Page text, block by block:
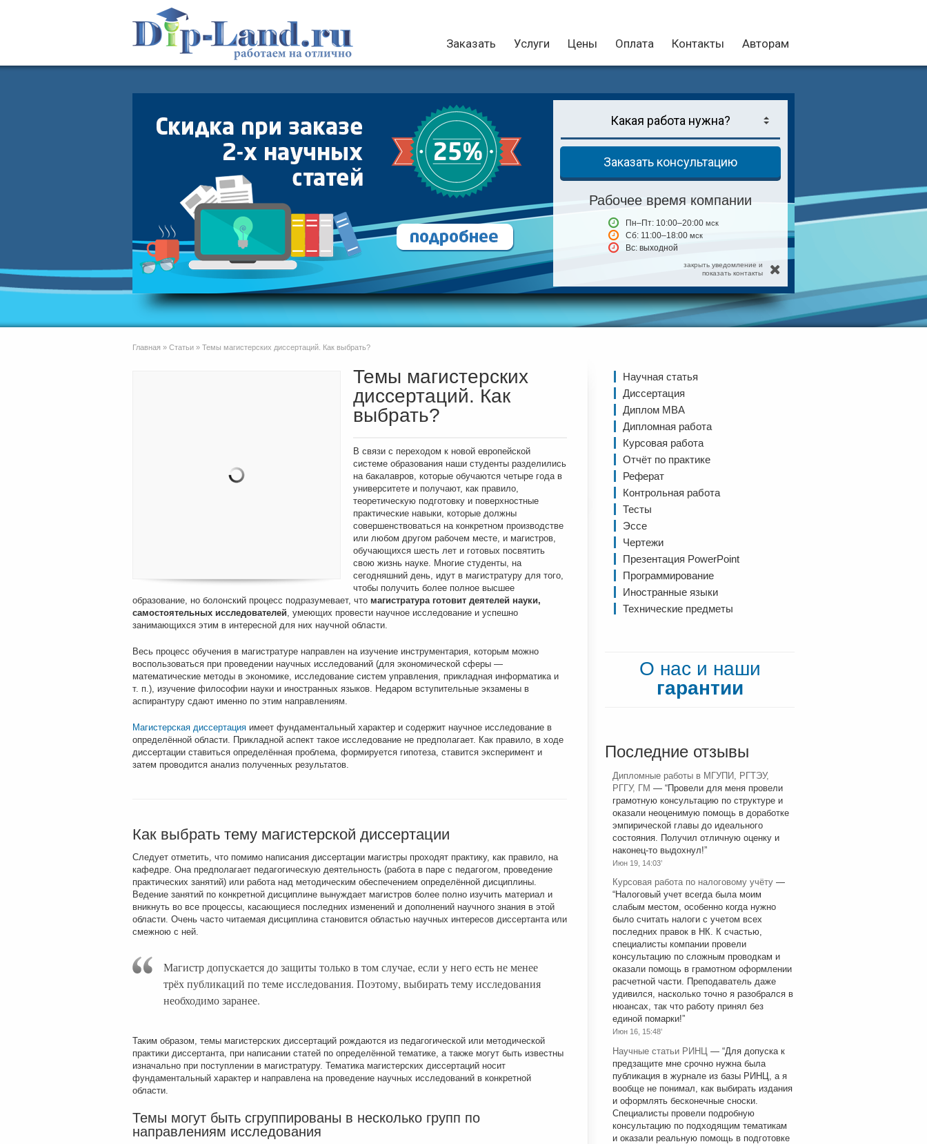
Заказать Услуги Цены Оплата Контакты Авторам
Заказать консультацию
Рабочее время компании
Пн–Пт: 10:00–20:00мск
Сб: 11:00–18:00мск
Вс: выходной
закрыть уведомление и
показать контакты
Главная » Статьи » Темы магистерских диссертаций. Как выбрать?
Темы магистерских
диссертаций. Как
выбрать?
В связи с переходом к новой европейской
системе образования наши студенты разделились
на бакалавров, которые обучаются четыре года в
университете и получают, как правило,
теоретическую подготовку и поверхностные
практические навыки, которые должны
совершенствоваться на конкретном производстве
или любом другом рабочем месте, и магистров,
обучающихся шесть лет и готовых посвятить
свою жизнь науке. Многие студенты, на
сегодняшний день, идут в магистратуру для того,
чтобы получить более полное высшее
образование, но болонский процесс подразумевает, что магистратура готовит деятелей науки,
самостоятельных исследователей , умеющих провести научное исследование и успешно
занимающихся этим в интересной для них научной области.
Весь процесс обучения в магистратуре направлен на изучение инструментария, которым можно
воспользоваться при проведении научных исследований (для экономической сферы —
математические методы в экономике, исследование систем управления, прикладная информатика и
т. п.), изучение философии науки и иностранных языков. Недаром вступительные экзамены в
аспирантуру сдают именно по этим направлениям.
Магистерская диссертация имеет фундаментальный характер и содержит научное исследование в
определённой области. Прикладной аспект такое исследование не предполагает. Как правило, в ходе
диссертации ставиться определённая проблема, формируется гипотеза, ставится эксперимент и
затем проводится анализ полученных результатов.
Как выбрать тему магистерской диссертации
Следует отметить, что помимо написания диссертации магистры проходят практику, как правило, на
кафедре. Она предполагает педагогическую деятельность (работа в паре с педагогом, проведение
практических занятий) или работа над методическим обеспечением определённой дисциплины.
Ведение занятий по конкретной дисциплине вынуждает магистров более полно изучить материал и
вникнуть во все процессы, касающиеся последних изменений и дополнений научного знания в этой
области. Очень часто читаемая дисциплина становится областью научных интересов диссертанта или
смежною с ней.
Магистр допускается до защиты только в том случае, если у него есть не менее
трёх публикаций по теме исследования. Поэтому, выбирать тему исследования
необходимо заранее.
Таким образом, темы магистерских диссертаций рождаются из педагогической или методической
практики диссертанта, при написании статей по определённой тематике, а также могут быть известны
изначально при поступлении в магистратуру. Тематика магистерских диссертаций носит
фундаментальный характер и направлена на проведение научных исследований в конкретной
области.
Темы могут быть сгруппированы в несколько групп по
направлениям исследования
Научная статья
Диссертация
Диплом MBA
Дипломная работа
Курсовая работа
Отчёт по практике
Реферат
Контрольная работа
Тесты
Эссе
Чертежи
Презентация PowerPoint
Программирование
Иностранные языки
Технические предметы
О нас и наши
гарантии
Последние отзывы
Дипломные работы в МГУПИ, РГТЭУ,
РГГУ, ГМ — “Провели для меня провели
грамотную консультацию по структуре и
оказали неоценимую помощь в доработке
эмпирической главы до идеального
состояния. Получил отличную оценку и
наконец-то выдохнул!”
Июн 19, 14:03’
Курсовая работа по налоговому учёту —
“Налоговый учет всегда была моим
слабым местом, особенно когда нужно
было считать налоги с учетом всех
последних правок в НК. К счастью,
специалисты компании провели
консультацию по сложным проводкам и
оказали помощь в грамотном оформлении
расчетной части. Преподаватель даже
удивился, насколько точно я разобрался в
нюансах, так что работу принял без
единой помарки!”
Июн 16, 15:48’
Научные статьи РИНЦ — “Для допуска к
предзащите мне срочно нужна была
публикация в журнале из базы РИНЦ, а я
вообще не понимал, как выбирать издания
и оформлять бесконечные сноски.
Специалисты провели подробную
консультацию по подходящим тематикам
и оказали реальную помощь в подготовке